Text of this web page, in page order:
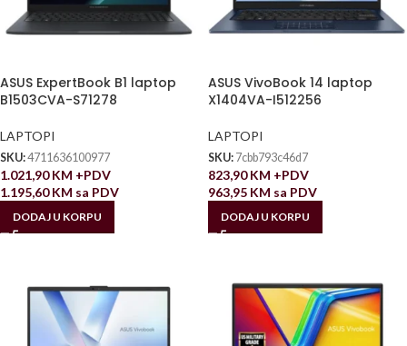
ASUS ExpertBook B1 laptop
B1503CVA-S71278
LAPTOPI
SKU:4711636100977
1.021,90KM +PDV
1.195,60KM sa PDV
DODAJ U KORPU
ASUS VivoBook 14 laptop
X1404VA-I512256
LAPTOPI
SKU: 7cbb793c46d7
823,90KM +PDV
963,95 KM sa PDV
DODAJ U KORPU